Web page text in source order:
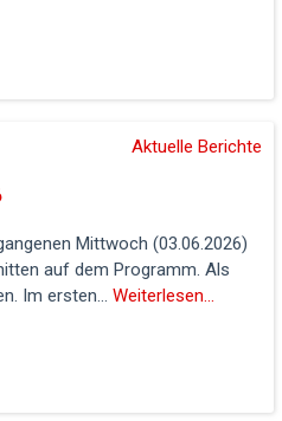
Aktuelle Berichte
Mittwoch (03.06.2026)
auf dem Programm. Als
Im ersten... Weiterlesen...